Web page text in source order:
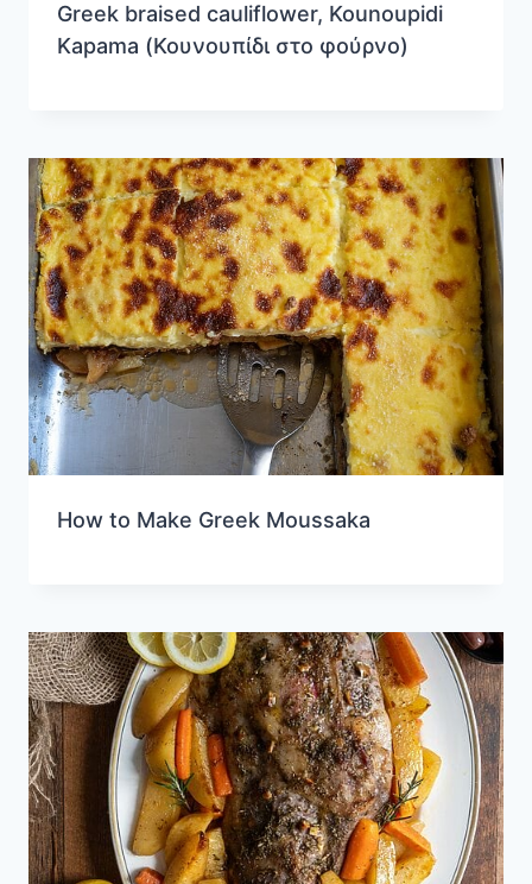
Greek braised cauliflower, Kounoupidi
Kapama (Κουνουπίδι στο φούρνο)
How to Make Greek Moussaka